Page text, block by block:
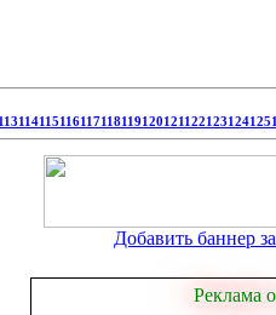
113114115116117118119120121122123124125
Добавить баннер
Реклама